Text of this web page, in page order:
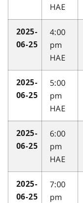
HAE
2025-
06-25
4:00
pm
HAE
2025-
06-25
5:00
pm
HAE
2025-
06-25
6:00
pm
HAE
2025-
06-25
7:00
pm